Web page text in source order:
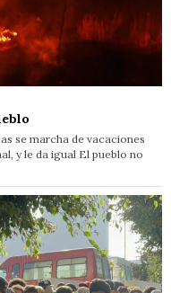
se marcha de vacaciones
y le da igual El pueblo no